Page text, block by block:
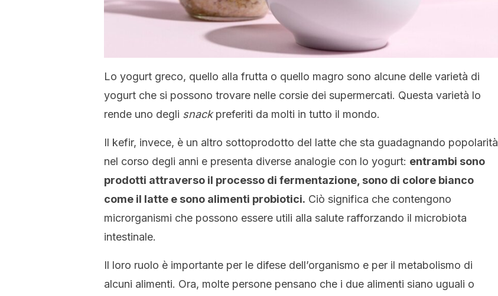
Lo yogurt greco, quello alla frutta o quello magro sono alcune delle varietà di
yogurt che si possono trovare nelle corsie dei supermercati. Questa varietà lo
rende uno degli snackpreferiti da molti in tutto il mondo.
Il kefir, invece, è un altro sottoprodotto del latte che sta guadagnando popolarità
nel corso degli anni e presenta diverse analogie con lo yogurt: entrambi sono
prodotti attraverso il processo di fermentazione, sono di colore bianco
come il latte e sono alimenti probiotici. Ciò significa che contengono
microrganismi che possono essere utili alla salute rafforzando il microbiota
intestinale.
Il loro ruolo è importante per le difese dell’organismo e per il metabolismo di
alcuni alimenti. Ora, molte persone pensano che i due alimenti siano uguali o